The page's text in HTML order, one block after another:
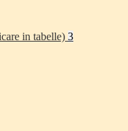
in tabelle) 3